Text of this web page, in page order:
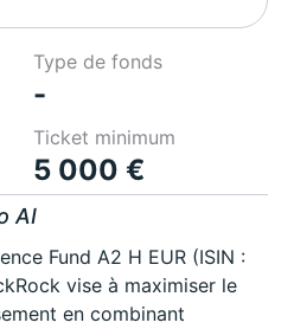
Type de fonds
-
Ticket minimum
5 000 €
AI
Fund A2 H EUR (ISIN :
vise à maximiser le
en combinant